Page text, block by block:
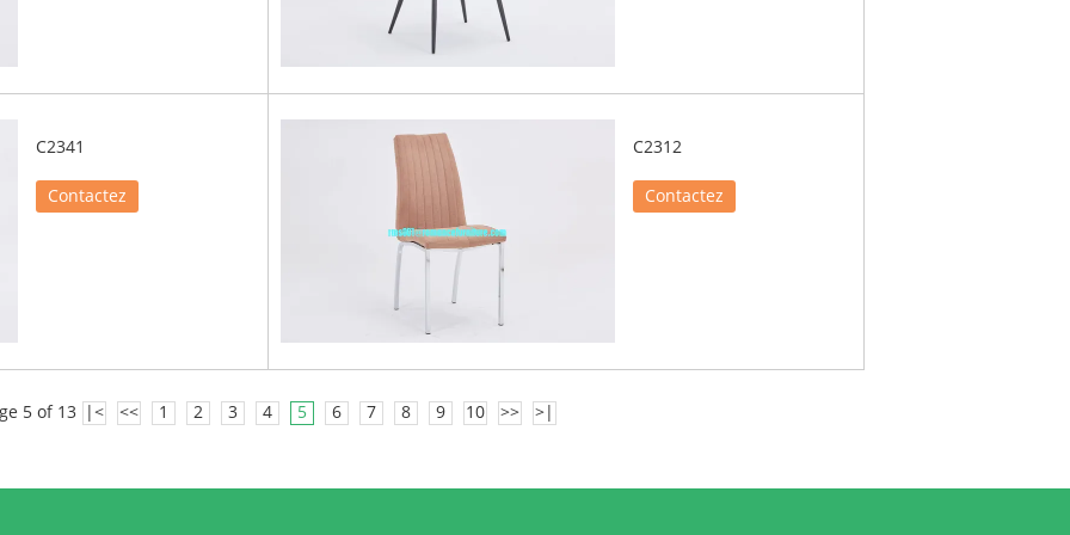
C2341
Contactez
C2312
Contactez
5 of 13 |< << 1 2 3 4 5 6 7 8 9 10 >> >|